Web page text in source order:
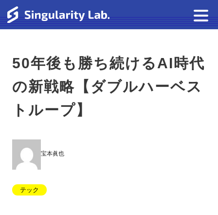
50年後も勝ち続けるAI時代
の新戦略【ダブルハーベス
トループ】
宝本眞也
テック